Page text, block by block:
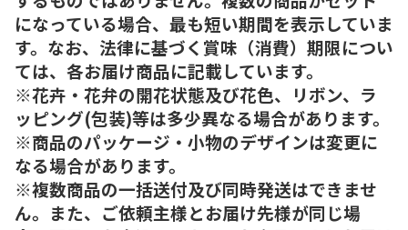
になっている場合、最も短い期間を表示していま
す。なお、法律に基づく賞味（消費）期限につい
ては、各お届け商品に記載しています。
※花卉・花弁の開花状態及び花色、リボン、ラ
ッピング(包装)等は多少異なる場合があります。
※商品のパッケージ・小物のデザインは変更に
なる場合があります。
※複数商品の一括送付及び同時発送はできませ
ん。また、ご依頼主様とお届け先様が同じ場